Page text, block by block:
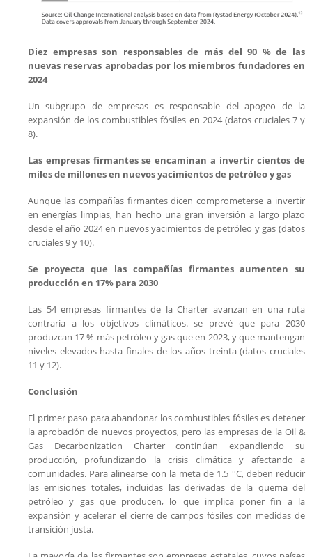
Diez empresas son responsables de más del 90 % de las
nuevas reservas aprobadas por los miembros fundadores en
2024
Un subgrupo de empresas es responsable del apogeo de la
expansión de los combustibles fósiles en 2024 (datos cruciales 7 y
8).
Las empresas firmantes se encaminan a invertir cientos de
miles de millones en nuevos yacimientos de petróleo y gas
Aunque las compañías firmantes dicen comprometerse a invertir
en energías limpias, han hecho una gran inversión a largo plazo
desde el año 2024 en nuevos yacimientos de petróleo y gas (datos
cruciales 9 y 10).
Se proyecta que las compañías firmantes aumenten su
producción en 17% para 2030
Las 54 empresas firmantes de la Charter avanzan en una ruta
contraria a los objetivos climáticos. se prevé que para 2030
produzcan 17 % más petróleo y gas que en 2023, y que mantengan
niveles elevados hasta finales de los años treinta (datos cruciales
11 y 12).
Conclusión
El primer paso para abandonar los combustibles fósiles es detener
la aprobación de nuevos proyectos, pero las empresas de la Oil &
Gas Decarbonization Charter continúan expandiendo su
producción, profundizando la crisis climática y afectando a
comunidades. Para alinearse con la meta de 1.5 °C, deben reducir
las emisiones totales, incluidas las derivadas de la quema del
petróleo y gas que producen, lo que implica poner fin a la
expansión y acelerar el cierre de campos fósiles con medidas de
transición justa.